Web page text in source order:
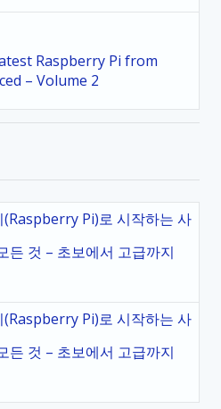
Raspberry Pi from
– Volume 2
Pi)로 시작하는 사
든 것 – 초보에서 고급까지
Pi)로 시작하는 사
든 것 – 초보에서 고급까지